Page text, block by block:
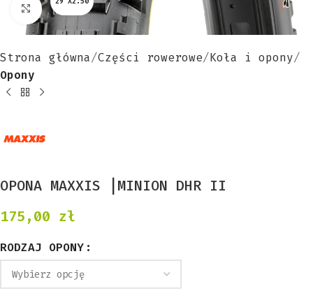
Kliknij aby powiększyć
Strona główna Części rowerowe Koła i opony
Opony
OPONA MAXXIS |MINION DHR II
175,00 zł
RODZAJ OPONY